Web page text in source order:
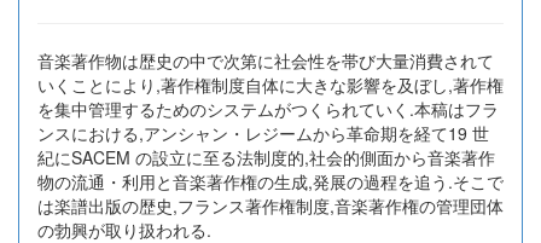
音楽著作物は歴史の中で次第に社会性を帯び大量消費されて
いくことにより,著作権制度自体に大きな影響を及ぼし,著作権
を集中管理するためのシステムがつくられていく.本稿はフラ
ンスにおける,アンシャン・レジームから革命期を経て19 世
紀にSACEM の設立に至る法制度的,社会的側面から音楽著作
物の流通・利用と音楽著作権の生成,発展の過程を追う.そこで
は楽譜出版の歴史,フランス著作権制度,音楽著作権の管理団体
の勃興が取り扱われる.